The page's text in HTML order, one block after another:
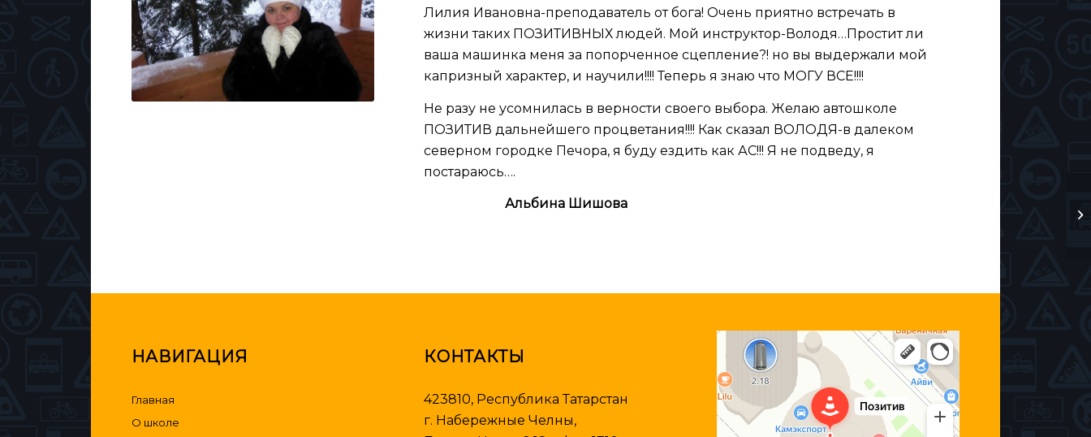
Лилия Ивановна-преподаватель от бога! Очень приятно встречать в
жизни таких ПОЗИТИВНЫХ людей. Мой инструктор-Володя…Простит ли
ваша машинка меня за попорченное сцепление?! но вы выдержали мой
капризный характер, и научили!!!! Теперь я знаю что МОГУ ВСЕ!!!!
Не разу не усомнилась в верности своего выбора. Желаю автошколе
ПОЗИТИВ дальнейшего процветания!!!! Как сказал ВОЛОДЯ-в далеком
северном городке Печора, я буду ездить как АС!!! Я не подведу, я
постараюсь….
Альбина Шишова
НАВИГАЦИЯ
Главная
О школе
КОНТАКТЫ
423810, Республика Татарстан
г. Набережные Челны,
Позитив
Автошкола в Набережных Челнах